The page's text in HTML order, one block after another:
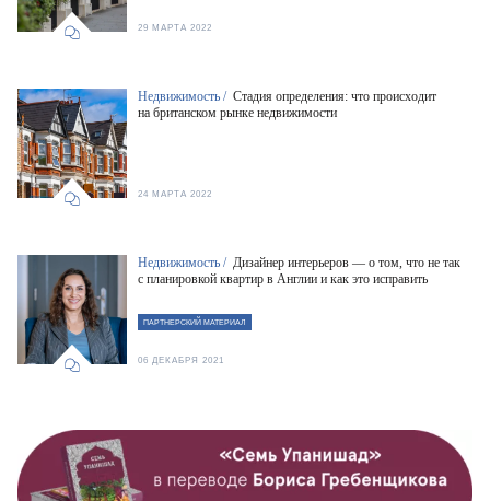
29 МАРТА 2022
Недвижимость / Стадия определения: что происходит
на британском рынке недвижимости
24 МАРТА 2022
Недвижимость / Дизайнер интерьеров — о том, что не так
с планировкой квартир в Англии и как это исправить
ПАРТНЕРСКИЙ МАТЕРИАЛ
06 ДЕКАБРЯ 2021